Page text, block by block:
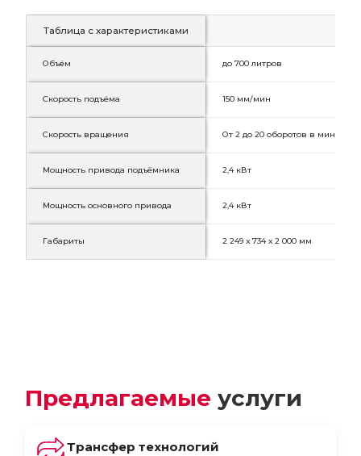
Таблица с характеристиками
Объём до 700 литров
Скорость подъёма 150 мм/мин
Скорость вращения От 2 до 20 оборотов в минуту
Мощность привода подъёмника 2,4 кВт
Мощность основного привода 2,4 кВт
Габариты 2 249 х 734 х 2 000 мм
Предлагаемые услуги
Трансфер технологий